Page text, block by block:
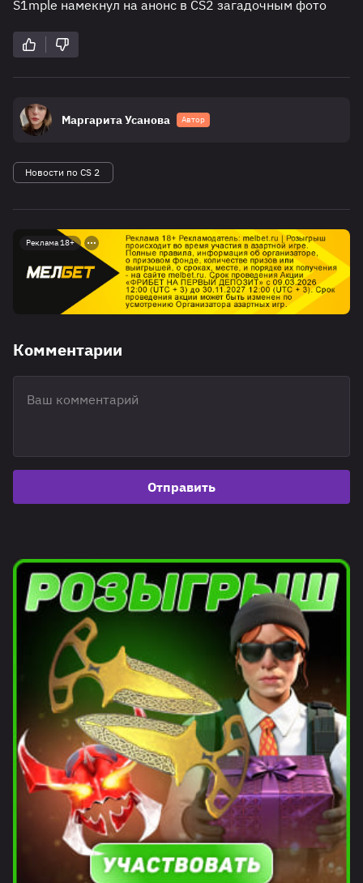
S1mple намекнул на анонс в CS2 загадочным фото
Маргарита Усанова Автор
Новости по CS 2
Реклама 18+
Комментарии
Отправить